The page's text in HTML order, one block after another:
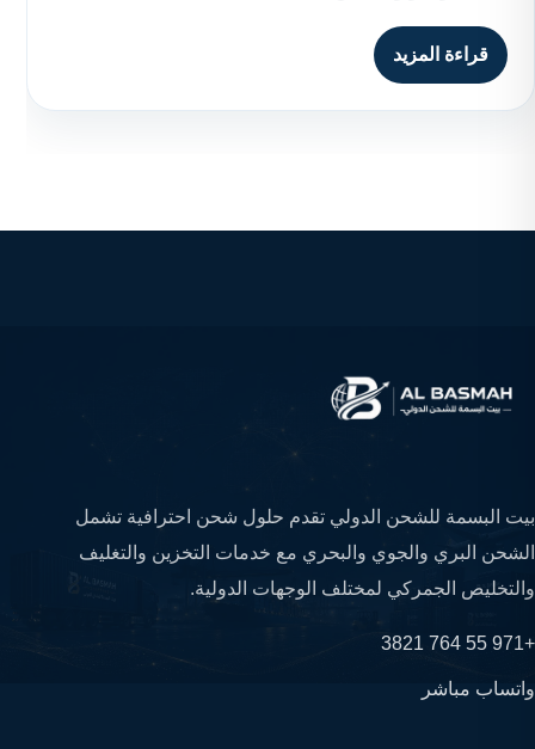
قراءة المزيد
بيت البسمة للشحن الدولي تقدم حلول شحن احترافية تشمل
الشحن البري والجوي والبحري مع خدمات التخزين والتغليف
والتخليص الجمركي لمختلف الوجهات الدولية.
+971 55 764 3821
واتساب مباشر